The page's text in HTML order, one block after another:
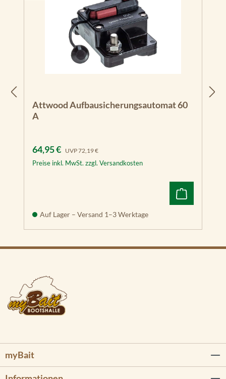
Attwood Aufbausicherungsautomat 60
A
Verkaufspreis:
64,95 € UVP72,19 €
Preise inkl. MwSt. zzgl. Versandkosten
Auf Lager – Versand 1–3 Werktage
myBait